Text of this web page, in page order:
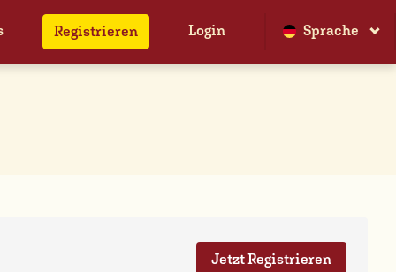
Registrieren Login Sprache
Jetzt Registrieren